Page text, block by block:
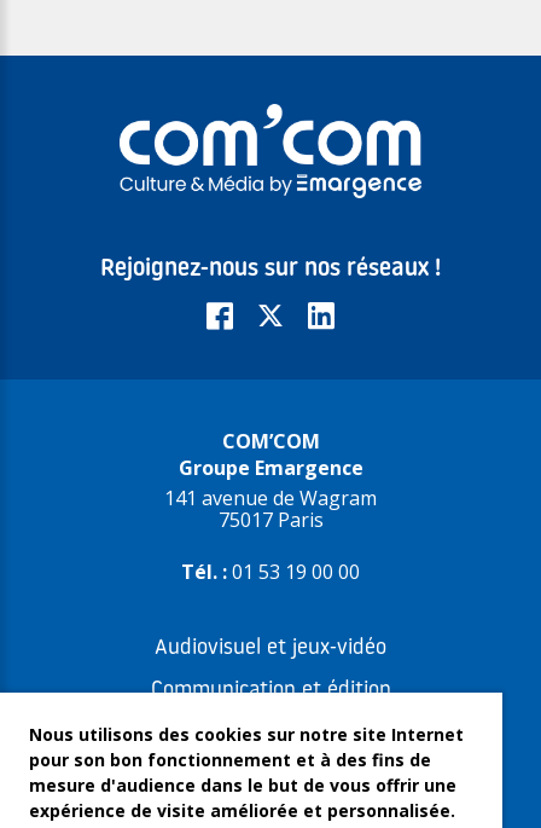
Rejoignez-nous sur nos réseaux !
COM’COM
Groupe Emargence
141 avenue de Wagram
75017 Paris
Tél. :01 53 19 00 00
Audiovisuel et jeux-vidéo
Communication et édition
Freelances et artistes-auteurs
Musique et spectacles
Qui sommes-nous ?
Nous utilisons des cookies sur notre site Internet
pour son bon fonctionnement et à des fins de
mesure d'audience dans le but de vous offrir une
expérience de visite améliorée et personnalisée.